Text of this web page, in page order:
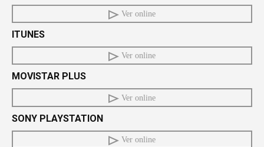
Ver online
ITUNES
Ver online
MOVISTAR PLUS
Ver online
SONY PLAYSTATION
Ver online